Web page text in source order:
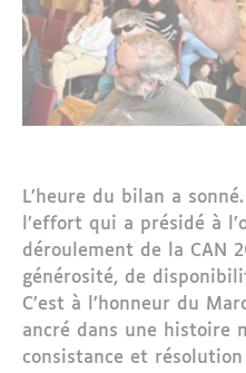
L’heure du bilan a
l’effort qui a présidé à
déroulement de la CAN
générosité, de
C’est à l’honneur du
ancré dans une histoire
consistance et